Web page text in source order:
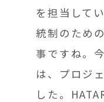
を担当して
統制のため
事ですね。
は、プロジ
した。